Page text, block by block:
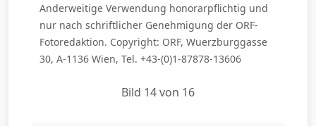
Anderweitige Verwendung honorarpflichtig und
nur nach schriftlicher Genehmigung der ORF-
Fotoredaktion. Copyright: ORF, Wuerzburggasse
30, A-1136 Wien, Tel. +43-(0)1-87878-13606
Bild 14 von 16